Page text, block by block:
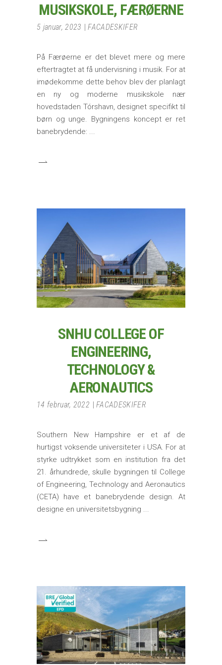
MUSIKSKOLE, FÆRØERNE
5 januar, 2023 FACADESKIFER
På Færøerne er det blevet mere og mere
eftertragtet at få undervisning i musik. For at
imødekomme dette behov blev der planlagt
en ny og moderne musikskole nær
hovedstaden Tórshavn, designet specifikt til
børn og unge. Bygningens koncept er ret
banebrydende:
SNHU COLLEGE OF
ENGINEERING,
TECHNOLOGY &
AERONAUTICS
14 februar, 2022 FACADESKIFER
Southern New Hampshire er et af de
hurtigst voksende universiteter i USA. For at
styrke udtrykket som en institution fra det
21. århundrede, skulle bygningen til College
of Engineering, Technology and Aeronautics
(CETA) have et banebrydende design. At
designe en universitetsbygning